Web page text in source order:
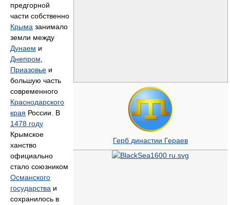
Герб династии Гераев
предгорной
части собственно
Крыма занимало
земли между
Дунаем и
Днепром
Приазовье и
большую часть
современного
Краснодарского
края России. В
1478 году
Крымское
ханство
официально
стало союзником
Османского
государства и
сохранилось в